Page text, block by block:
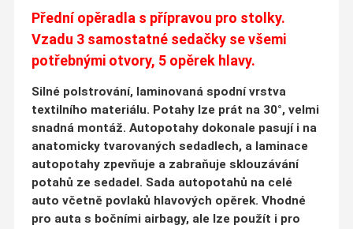
Přední opěradla s přípravou pro stolky.
Vzadu 3 samostatné sedačky se všemi
potřebnými otvory, 5 opěrek hlavy.
Silné polstrování, laminovaná spodní vrstva
textilního materiálu. Potahy lze prát na 30°, velmi
snadná montáž. Autopotahy dokonale pasují i na
anatomicky tvarovaných sedadlech, a laminace
autopotahy zpevňuje a zabraňuje sklouzávání
potahů ze sedadel. Sada autopotahů na celé
auto včetně povlaků hlavových opěrek. Vhodné
pro auta s bočními airbagy, ale lze použít i pro